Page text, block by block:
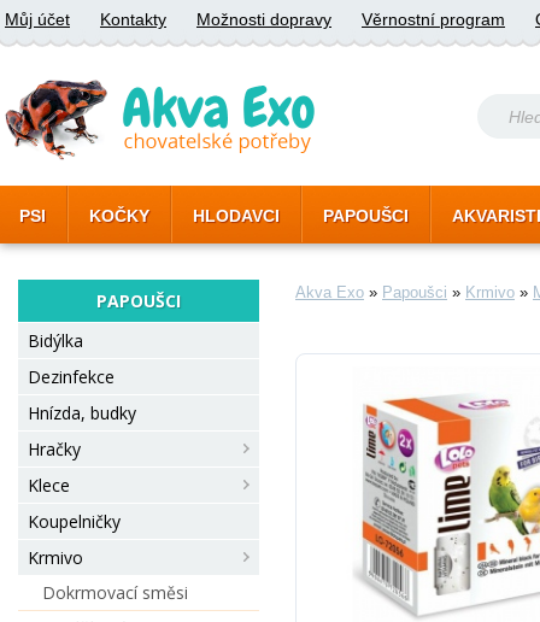
Můj účet Kontakty Možnosti dopravy Věrnostní program
PSI KOČKY HLODAVCI PAPOUŠCI
PAPOUŠCI
Bidýlka
Dezinfekce
Hnízda, budky
Hračky
Klece
Koupelničky
Krmivo
Dokrmovací směsi
Akva Exo » Papoušci » Krmivo »